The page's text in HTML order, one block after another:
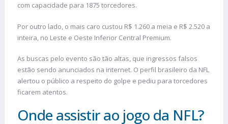
com capacidade para 1875 torcedores.
Por outro lado, o mais caro custou R$ 1.260 a meia e R$ 2.520 a
inteira, no Leste e Oeste Inferior Central Premium.
As buscas pelo evento são tão altas, que ingressos falsos
estão sendo anunciados na internet. O perfil brasileiro da NFL
alertou o público a respeito do golpe e pediu para torcedores
ficarem atentos.
Onde assistir ao jogo da NFL?